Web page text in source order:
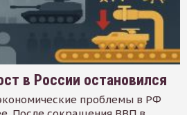
в России остановился
проблемы в РФ